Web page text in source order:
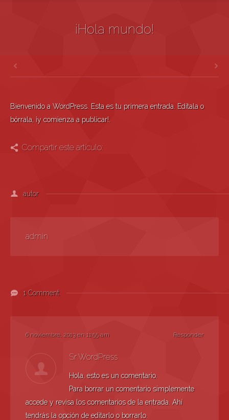
¡Hola mundo!
Bienvenido a WordPress. Esta es tu primera entrada. Edítala o
bórrala, ¡y comienza a publicar!.
Compartir este artículo:
autor
admin
1 Comment
Responder
6 noviembre, 2013 en 11:55 am
Sr WordPress
Hola, esto es un comentario.
Para borrar un comentario simplemente
accede y revisa los comentarios de la entrada. Ahí
tendrás la opción de editarlo o borrarlo.